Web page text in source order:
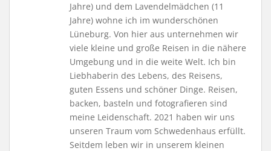
Jahre) und dem Lavendelmädchen (11
Jahre) wohne ich im wunderschönen
Lüneburg. Von hier aus unternehmen wir
viele kleine und große Reisen in die nähere
Umgebung und in die weite Welt. Ich bin
Liebhaberin des Lebens, des Reisens,
guten Essens und schöner Dinge. Reisen,
backen, basteln und fotografieren sind
meine Leidenschaft. 2021 haben wir uns
unseren Traum vom Schwedenhaus erfüllt.
Seitdem leben wir in unserem kleinen